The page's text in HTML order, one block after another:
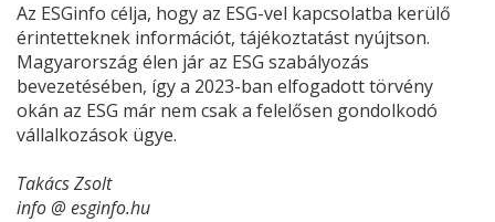
Az ESGinfo célja, hogy az ESG-vel kapcsolatba kerülő
érintetteknek információt, tájékoztatást nyújtson.
Magyarország élen jár az ESG szabályozás
bevezetésében, így a 2023-ban elfogadott törvény
okán az ESG már nem csak a felelősen gondolkodó
vállalkozások ügye.
Takács Zsolt
info @ esginfo.hu